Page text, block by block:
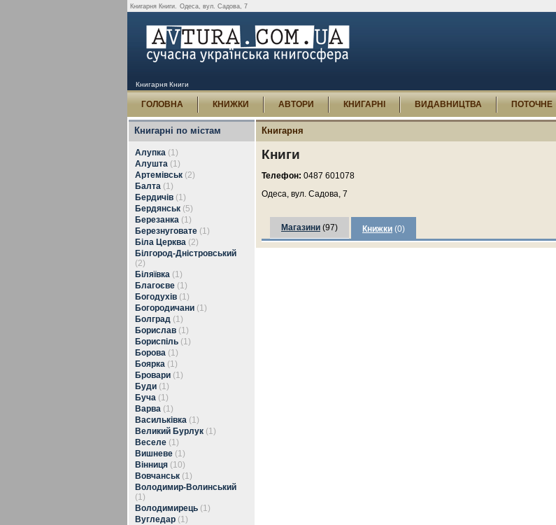
Книгарня Книги. Одеса, вул. Садова, 7
Книгарня Книги
ГОЛОВНА КНИЖКИ АВТОРИ КНИГАРНІ ВИДАВНИЦТВА ПОТОЧНЕ
Книгарні по містам
Алупка (1)
Алушта (1)
Артемівськ (2)
Балта (1)
Бердичів (1)
Бердянськ (5)
Березанка (1)
Березнуговате (1)
Біла Церква (2)
Білгород-Дністровський
(2)
Біляївка (1)
Благоєве (1)
Богодухів (1)
Богородичани (1)
Болград (1)
Борислав (1)
Бориспіль (1)
Борова (1)
Боярка (1)
Бровари (1)
Буди (1)
Буча (1)
Варва (1)
Васильківка (1)
Великий Бурлук (1)
Веселе (1)
Вишневе (1)
Вінниця (10)
Вовчанськ (1)
Володимир-Волинський
(1)
Володимирець (1)
Вугледар (1)
Книгарня
Книги
Телефон: 0487 601078
Одеса, вул. Садова, 7
Магазини (97) Книжки (0)